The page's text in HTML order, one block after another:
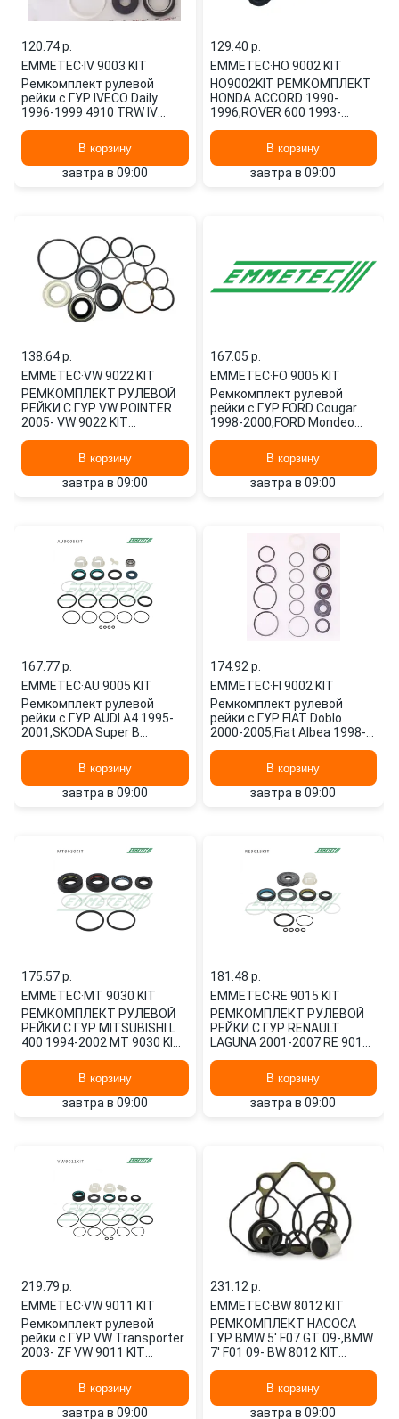
120.74 p.
EMMETEC· IV 9003 KIT
Ремкомплект рулевой
рейки с ГУР IVECO Daily
1996-1999 4910 TRW IV
В корзину
завтра в 09:00
129.40 p.
EMMETEC·HO 9002 KIT
HO9002KIT РЕМКОМПЛЕКТ
HONDA ACCORD 1990-
1996,ROVER 600 1993-
В корзину
завтра в 09:00
138.64 p.
EMMETEC·VW 9022 KIT
РЕМКОМПЛЕКТ РУЛЕВОЙ
РЕЙКИ С ГУР VW POINTER
2005- VW 9022 KIT
В корзину
завтра в 09:00
167.05 p.
EMMETEC·FO 9005 KIT
Ремкомплект рулевой
рейки с ГУР FORD Cougar
1998-2000,FORD Mondeo
1989-1995,F FO 9005 KIT
EMMETECВ корзину
завтра в 09:00
167.77 p.
EMMETEC·AU 9005 KIT
Ремкомплект рулевой
рейки с ГУР AUDI A4 1995-
2001,SKODA Super B
2000,VW Passat AU 9005 KIT
EMMETECВ корзину
завтра в 09:00
174.92 p.
EMMETEC·FI 9002 KIT
Ремкомплект рулевой
рейки с ГУР FIAT Doblo
2000-2005,Fiat Albea 1998-
В корзину
завтра в 09:00
175.57 p.
EMMETEC·MT 9030 KIT
РЕМКОМПЛЕКТ РУЛЕВОЙ
РЕЙКИ С ГУР MITSUBISHI L
400 1994-2002 MT 9030 KIT
В корзину
завтра в 09:00
181.48 p.
EMMETEC·RE 9015 KIT
РЕМКОМПЛЕКТ РУЛЕВОЙ
РЕЙКИ С ГУР RENAULT
LAGUNA 2001-2007 RE 9015
В корзину
завтра в 09:00
219.79 p.
EMMETEC·VW 9011 KIT
Ремкомплект рулевой
рейки с ГУР VW Transporter
2003- ZF VW 9011 KIT
В корзину
завтра в 09:00
231.12 p.
EMMETEC·BW 8012 KIT
РЕМКОМПЛЕКТ НАСОСА
ГУР BMW 5' F07 GT 09-,BMW
7' F01 09- BW 8012 KIT
В корзину
завтра в 09:00